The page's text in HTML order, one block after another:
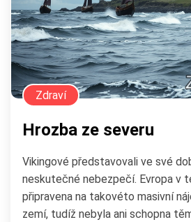
Zdraví
Hrozba ze severu
Vikingové představovali ve své
neskutečné nebezpečí. Evropa v
připravena na takovéto masivní
zemí, tudíž nebyla ani schopna